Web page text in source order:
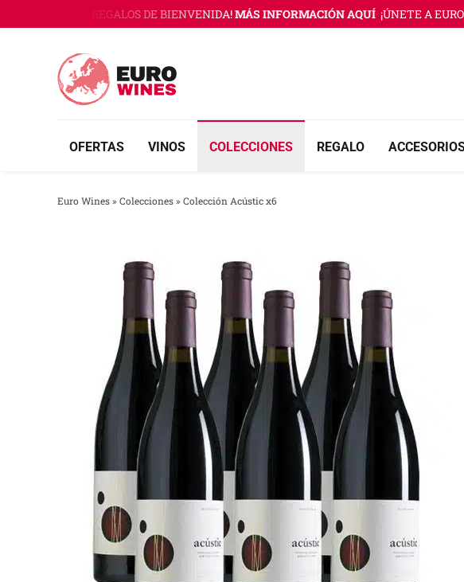
al
CON 3 REGALOS DE BIENVENIDA!MÁS INFORMACIÓN AQUÍ ¡ÚNETE A EURO
OFERTAS VINOS COLECCIONES REGALO
Euro Wines» Colecciones» Colección Acústic x6